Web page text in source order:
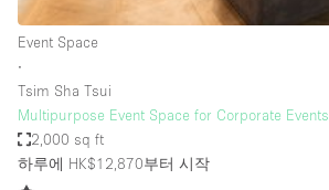
Hall
Mall Shop
Mansion / House
Meeting Space
Event Space
∙
Tsim Sha Tsui
Multipurpose Event Space for Corporate Events
2,000 sq ft
하루에 HK$12,870부터 시작